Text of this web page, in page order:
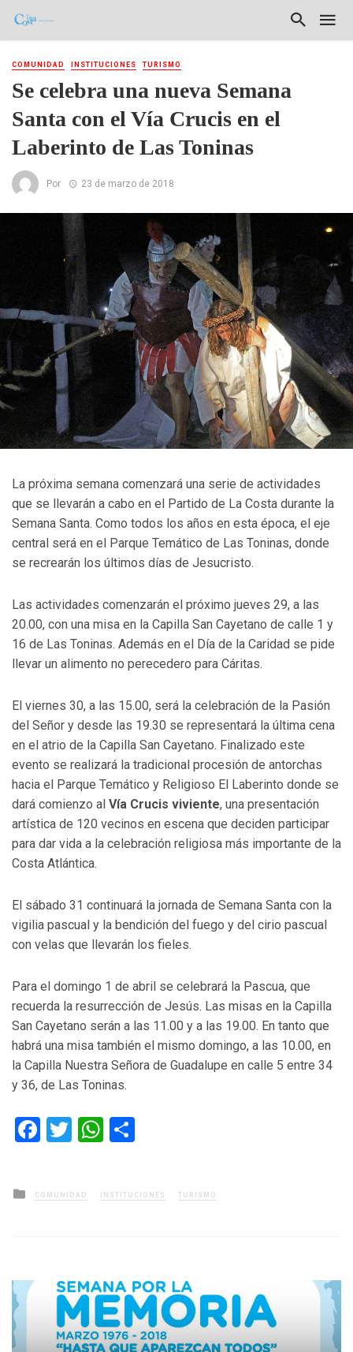
COMUNIDAD INSTITUCIONES TURISMO
Se celebra una nueva Semana
Santa con el Vía Crucis en el
Laberinto de Las Toninas
Por 23 de marzo de 2018
La próxima semana comenzará una serie de actividades
que se llevarán a cabo en el Partido de La Costa durante la
Semana Santa. Como todos los años en esta época, el eje
central será en el Parque Temático de Las Toninas, donde
se recrearán los últimos días de Jesucristo.
Las actividades comenzarán el próximo jueves 29, a las
20.00, con una misa en la Capilla San Cayetano de calle 1 y
16 de Las Toninas. Además en el Día de la Caridad se pide
llevar un alimento no perecedero para Cáritas.
El viernes 30, a las 15.00, será la celebración de la Pasión
del Señor y desde las 19.30 se representará la última cena
en el atrio de la Capilla San Cayetano. Finalizado este
evento se realizará la tradicional procesión de antorchas
hacia el Parque Temático y Religioso El Laberinto donde se
dará comienzo al Vía Crucis viviente, una presentación
artística de 120 vecinos en escena que deciden participar
para dar vida a la celebración religiosa más importante de la
Costa Atlántica.
El sábado 31 continuará la jornada de Semana Santa con la
vigilia pascual y la bendición del fuego y del cirio pascual
con velas que llevarán los fieles.
Para el domingo 1 de abril se celebrará la Pascua, que
recuerda la resurrección de Jesús. Las misas en la Capilla
San Cayetano serán a las 11.00 y a las 19.00. En tanto que
habrá una misa también el mismo domingo, a las 10.00, en
la Capilla Nuestra Señora de Guadalupe en calle 5 entre 34
y 36, de Las Toninas.
Facebook
TwitterWhatsApp
Posted
in
COMUNIDAD INSTITUCIONES TURISMO